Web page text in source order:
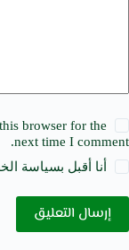
browser for the
next time I comment.
أنا أقبل بسياسة
إرسال التعليق